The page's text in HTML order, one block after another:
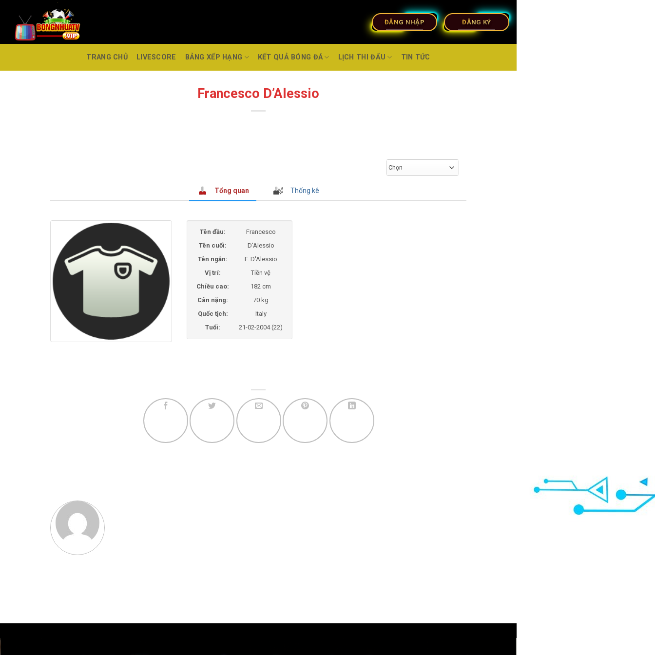
ĐĂNG NHẬP ĐĂNG KÝ
TRANG CHỦ LIVESCORE BẢNG XẾP HẠNG KẾT QUẢ BÓNG ĐÁ LỊCH THI ĐẤU TIN TỨC
Francesco D’Alessio
Chọn
Tổng quan Thống kê
Tên đầu:
Francesco
Tên cuối:
D'Alessio
Tên ngắn:
F. D'Alessio
Vị trí:
Tiền vệ
Chiều cao:
182 cm
Cân nặng:
70 kg
Quốc tịch:
Italy
Tuổi:
21-02-2004 (22)